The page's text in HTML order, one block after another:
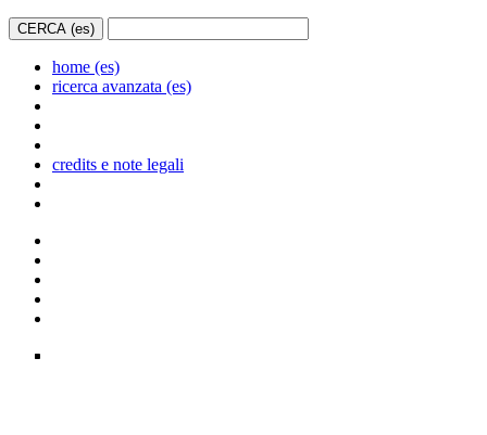
home (es)
ricerca avanzata (es)
credits e note legali